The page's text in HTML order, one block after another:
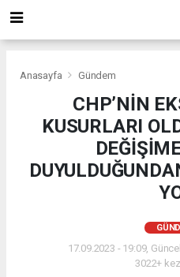
Anasayfa Gündem
CHP’NİN
KUSURLARI
17.09.2023 - 19:09,
3022+